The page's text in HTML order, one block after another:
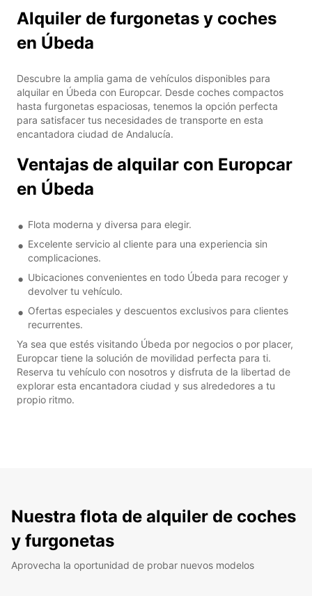
Alquiler de furgonetas y coches
en Úbeda
Descubre la amplia gama de vehículos disponibles para
alquilar en Úbeda con Europcar. Desde coches compactos
hasta furgonetas espaciosas, tenemos la opción perfecta
para satisfacer tus necesidades de transporte en esta
encantadora ciudad de Andalucía.
Ventajas de alquilar con Europcar
en Úbeda
Flota moderna y diversa para elegir.
Excelente servicio al cliente para una experiencia sin
complicaciones.
Ubicaciones convenientes en todo Úbeda para recoger y
devolver tu vehículo.
Ofertas especiales y descuentos exclusivos para clientes
recurrentes.
Ya sea que estés visitando Úbeda por negocios o por placer,
Europcar tiene la solución de movilidad perfecta para ti.
Reserva tu vehículo con nosotros y disfruta de la libertad de
explorar esta encantadora ciudad y sus alrededores a tu
propio ritmo.
Nuestra flota de alquiler de coches
y furgonetas
Aprovecha la oportunidad de probar nuevos modelos